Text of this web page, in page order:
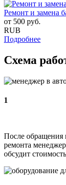
Ремонт и замена
от 500 руб.
RUB
Подробнее
Схема
1
После обращения
ремонта
обсудит